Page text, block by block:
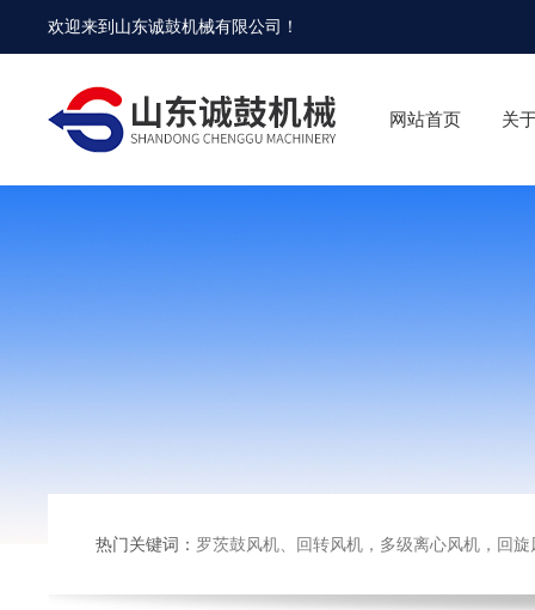
欢迎来到 山东诚鼓机械有限公司 ！
网站首页 关
热门关键词： 罗茨鼓风机、回转风机，多级离心风机，回旋风机，防腐耐磨